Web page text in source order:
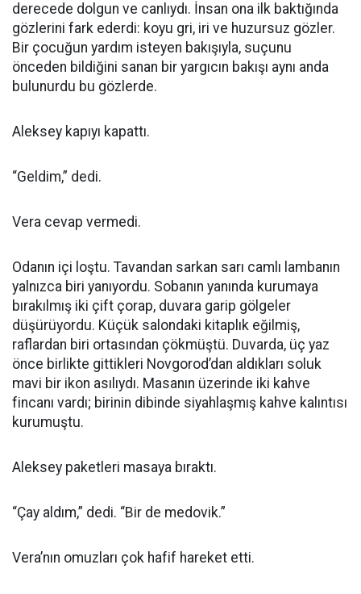
derecede dolgun ve canlıydı. İnsan ona ilk baktığında
gözlerini fark ederdi: koyu gri, iri ve huzursuz gözler.
Bir çocuğun yardım isteyen bakışıyla, suçunu
önceden bildiğini sanan bir yargıcın bakışı aynı anda
bulunurdu bu gözlerde.
Aleksey kapıyı kapattı.
“Geldim,” dedi.
Vera cevap vermedi.
Odanın içi loştu. Tavandan sarkan sarı camlı lambanın
yalnızca biri yanıyordu. Sobanın yanında kurumaya
bırakılmış iki çift çorap, duvara garip gölgeler
düşürüyordu. Küçük salondaki kitaplık eğilmiş,
raflardan biri ortasından çökmüştü. Duvarda, üç yaz
önce birlikte gittikleri Novgorod’dan aldıkları soluk
mavi bir ikon asılıydı. Masanın üzerinde iki kahve
fincanı vardı; birinin dibinde siyahlaşmış kahve kalıntısı
kurumuştu.
Aleksey paketleri masaya bıraktı.
“Çay aldım,” dedi. “Bir de medovik.”
Vera’nın omuzları çok hafif hareket etti.